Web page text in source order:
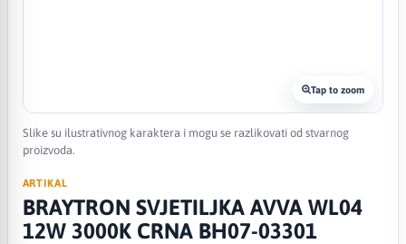
Tap to zoom
Slike su ilustrativnog karaktera i mogu se razlikovati od stvarnog
proizvoda.
ARTIKAL
BRAYTRON SVJETILJKA AVVA WL04
12W 3000K CRNA BH07-03301